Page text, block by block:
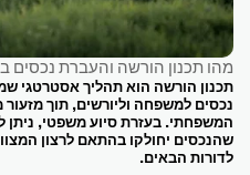
מהו תכנון הורשה והעברת נכסים
תכנון הורשה הוא תהליך אסטרטגי
נכסים למשפחה וליורשים, תוך מזעור
המשפחתי. בעזרת סיוע משפטי, ניתן
שהנכסים יחולקו בהתאם לרצון
לדורות הבאים.